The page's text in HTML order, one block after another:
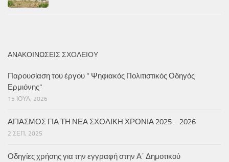
ΑΝΑΚΟΙΝΏΣΕΙΣ ΣΧΟΛΕΊΟΥ
Παρουσίαση του έργου ” Ψηφιακός Πολιτιστικός Οδηγός
Ερμιόνης”
15 ΙΟΎΛ, 2026
ΑΓΙΑΣΜΟΣ ΓΙΑ ΤΗ ΝΕΑ ΣΧΟΛΙΚΗ ΧΡΟΝΙΑ 2025 – 2026
2 ΣΕΠ, 2025
Οδηγίες χρήσης για την εγγραφή στην Α΄ Δημοτικού